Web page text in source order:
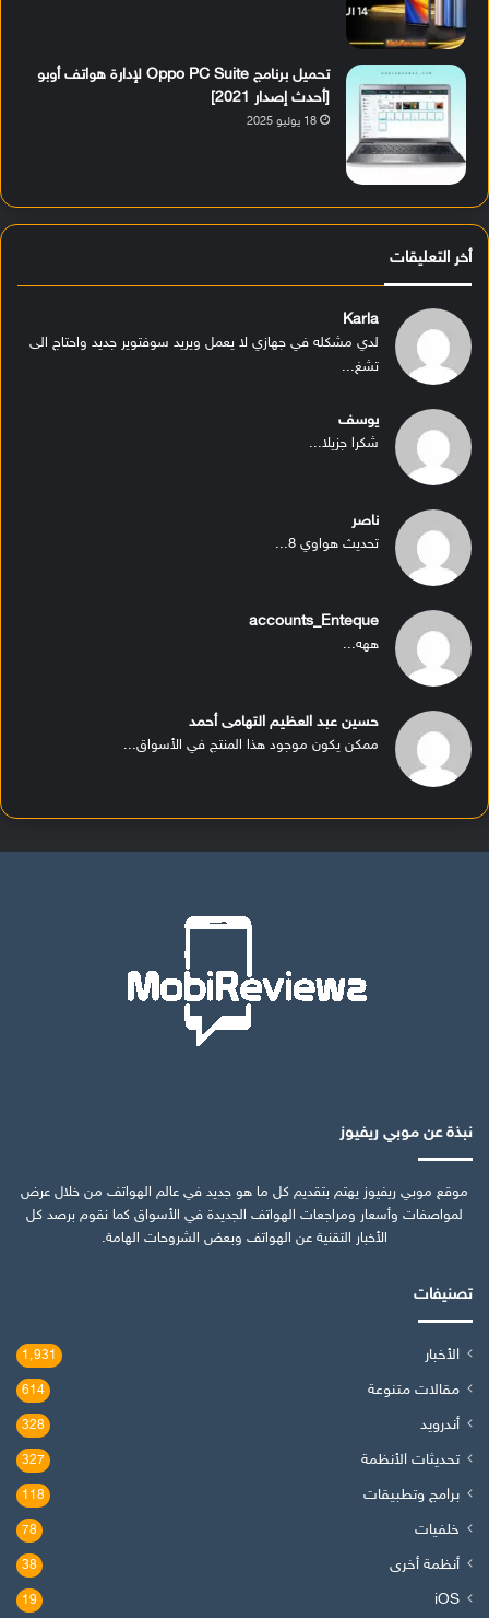
تحميل برنامج Oppo PC Suite لإدارة هواتف أوبو
[أحدث إصدار 2021]
18 يوليو 2025
أخر التعليقات
Karla
لدي مشكله في جهازي لا يعمل ويريد سوفتوير جديد واحتاج الى
تشغ...
يوسف
شكرا جزيلا...
ناصر
تحديث هواوي 8...
accounts_Enteque
ههه...
حسين عبد العظيم التهامى أحمد
ممكن يكون موجود هذا المنتج في الأسواق...
نبذة عن موبي ريفيوز
موقع موبي ريفيوز يهتم بتقديم كل ما هو جديد في عالم الهواتف من خلال عرض
لمواصفات وأسعار ومراجعات الهواتف الجديدة في الأسواق كما نقوم برصد كل
الأخبار التقنية عن الهواتف وبعض الشروحات الهامة.
تصنيفات
الأخبار 1٬931
مقالات متنوعة 614
أندرويد 328
تحديثات الأنظمة 327
برامج وتطبيقات 118
خلفيات 78
أنظمة أخرى 38
iOS
19